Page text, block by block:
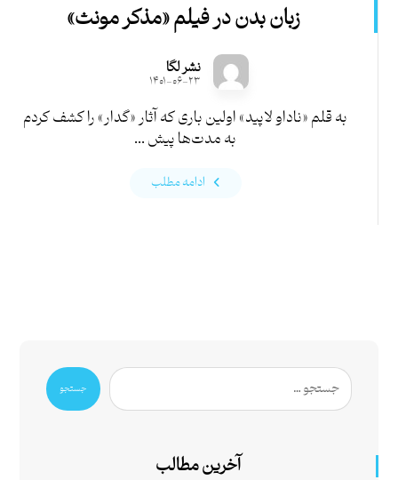
زبان بدن در فیلم «مذکر مونث»
نشر لگا
۱۴۰۱-۰۶-۲۳
به قلم «ناداو لاپید» اولین باری که آثار «گدار» را کشف کردم
به مدت‌ها پیش ...
ادامه مطلب
جستجو
آخرین مطالب